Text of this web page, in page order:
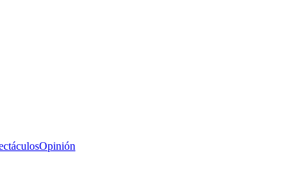
Opinión